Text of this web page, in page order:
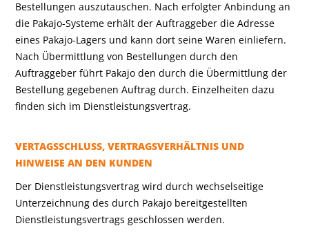
Bestellungen auszutauschen. Nach erfolgter Anbindung an
die Pakajo-Systeme erhält der Auftraggeber die Adresse
eines Pakajo-Lagers und kann dort seine Waren einliefern.
Nach Übermittlung von Bestellungen durch den
Auftraggeber führt Pakajo den durch die Übermittlung der
Bestellung gegebenen Auftrag durch. Einzelheiten dazu
finden sich im Dienstleistungsvertrag.
VERTAGSSCHLUSS, VERTRAGSVERHÄLTNIS UND
HINWEISE AN DEN KUNDEN
Der Dienstleistungsvertrag wird durch wechselseitige
Unterzeichnung des durch Pakajo bereitgestellten
Dienstleistungsvertrags geschlossen werden.